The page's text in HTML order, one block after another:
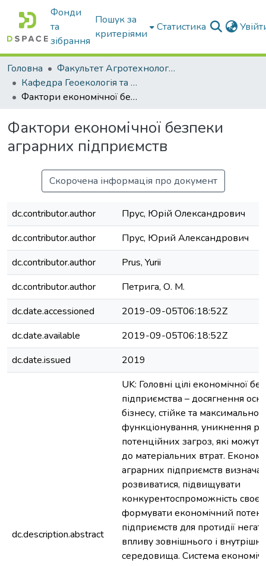
Фонди
та
зібрання
Пошук за
критеріями
Статистика
Головна
Факультет Агротехнологій та екології
Кафедра Геоекологія та землеустрій
Фактори економічної безпеки аграрних підприємств
Фактори економічної безпеки
аграрних підприємств
Скорочена інформація про документ
dc.contributor.author
Прус, Юрій Олександрович
dc.contributor.author
Прус, Юрий Александрович
dc.contributor.author
Prus, Yurii
dc.contributor.author
Петрига, О. М.
dc.date.accessioned
2019-09-05T06:18:52Z
dc.date.available
2019-09-05T06:18:52Z
dc.date.issued
2019
dc.description.abstract
UK: Головні цілі економічної
підприємства – досягнення
бізнесу, стійке та
функціонування, уникнення
потенційних загроз, які
до матеріальних втрат.
аграрних підприємств визначає
розвиватися, підвищувати
конкурентоспроможність своєї
формувати економічний
підприємств для протидії
впливу зовнішнього і
середовища. Система